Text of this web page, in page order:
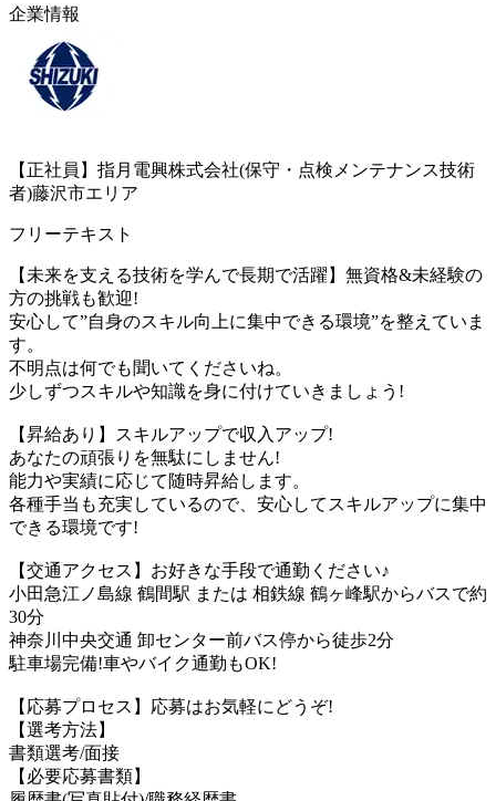
企業情報
【正社員】指月電興株式会社(保守・点検メンテナンス技術
者)藤沢市エリア
フリーテキスト
【未来を支える技術を学んで長期で活躍】無資格&未経験の
方の挑戦も歓迎!
安心して”自身のスキル向上に集中できる環境”を整えていま
す。
不明点は何でも聞いてくださいね。
少しずつスキルや知識を身に付けていきましょう!
【昇給あり】スキルアップで収入アップ!
あなたの頑張りを無駄にしません!
能力や実績に応じて随時昇給します。
各種手当も充実しているので、安心してスキルアップに集中
できる環境です!
【交通アクセス】お好きな手段で通勤ください♪
小田急江ノ島線 鶴間駅 または 相鉄線 鶴ヶ峰駅からバスで約
30分
神奈川中央交通 卸センター前バス停から徒歩2分
駐車場完備!車やバイク通勤もOK!
【応募プロセス】応募はお気軽にどうぞ!
【選考方法】
書類選考/面接
【必要応募書類】